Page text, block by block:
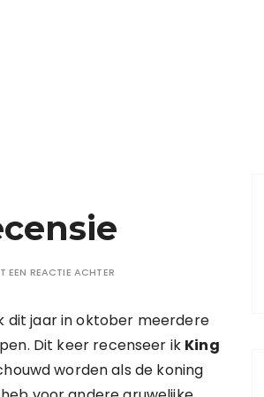
EEN REACTIE ACHTER
dit jaar in oktober meerdere
Dit keer recenseer ik King
worden als de koning